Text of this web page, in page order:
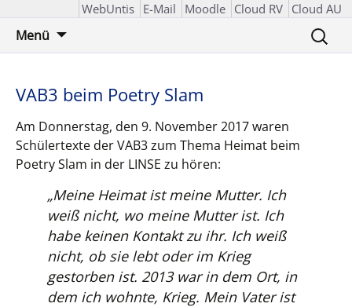
WebUntis E-Mail Moodle Cloud RV Cloud AU
Menü
Suchen
nach:
VAB3 beim Poetry Slam
Am Donnerstag, den 9. November 2017 waren
Schülertexte der VAB3 zum Thema Heimat beim
Poetry Slam in der LINSE zu hören:
„Meine Heimat ist meine Mutter. Ich
weiß nicht, wo meine Mutter ist. Ich
habe keinen Kontakt zu ihr. Ich weiß
nicht, ob sie lebt oder im Krieg
gestorben ist. 2013 war in dem Ort, in
dem ich wohnte, Krieg. Mein Vater ist